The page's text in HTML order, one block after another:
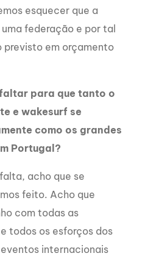
esquecer que a
uma federação e por tal
em orçamento
para que tanto o
e wakesurf se
como os grandes
Portugal?
acho que se
feito. Acho que
com todas as
todos os esforços dos
internacionais